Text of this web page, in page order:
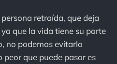
retraída, que deja
que la vida tiene su parte
no podemos evitarlo
peor que puede pasar es